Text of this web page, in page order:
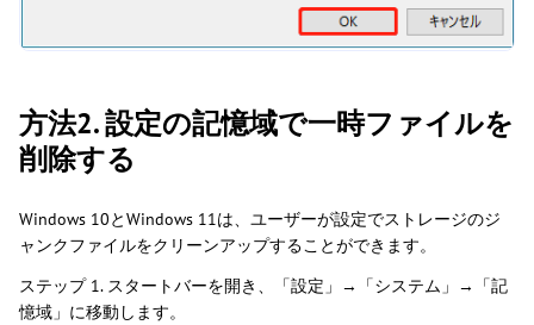
方法2. 設定の記憶域で一時ファイルを
削除する
Windows 10とWindows 11は、ユーザーが設定でストレージのジ
ャンクファイルをクリーンアップすることができます。
ステップ 1. スタートバーを開き、「設定」→「システム」→「記
憶域」に移動します。